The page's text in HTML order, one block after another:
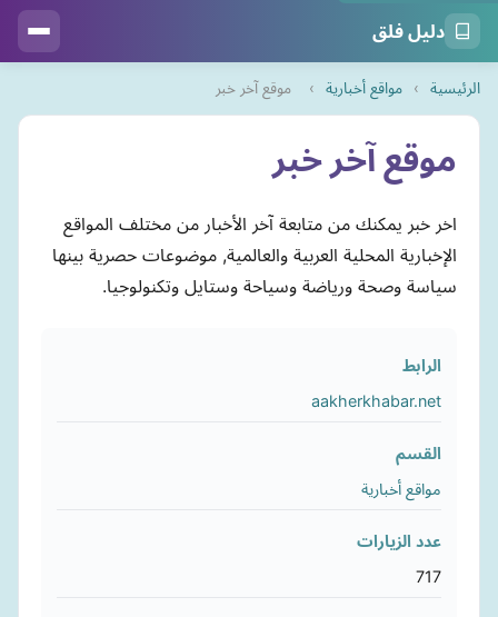
دليل فلق
الرئيسية › مواقع أخبارية › موقع آخر خبر
موقع آخر خبر
اخر خبر يمكنك من متابعة آخر الأخبار من مختلف المواقع
الإخبارية المحلية العربية والعالمية, موضوعات حصرية بينها
سياسة وصحة ورياضة وسياحة وستايل وتكنولوجيا.
الرابط
aakherkhabar.net
القسم
مواقع أخبارية
عدد الزيارات
717